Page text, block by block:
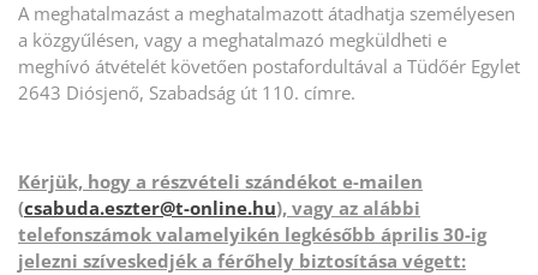
A meghatalmazást a meghatalmazott átadhatja személyesen
a közgyűlésen, vagy a meghatalmazó megküldheti e
meghívó átvételét követően postafordultával a Tüdőér Egylet
2643 Diósjenő, Szabadság út 110. címre.
Kérjük, hogy a részvételi szándékot e-mailen
(csabuda.eszter@t-online.hu), vagy az alábbi
telefonszámok valamelyikén legkésőbb április 30-ig
jelezni szíveskedjék a férőhely biztosítása végett: